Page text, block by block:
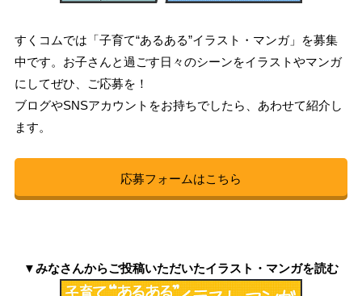
すくコムでは「子育て“あるある”イラスト・マンガ」を募集
中です。お子さんと過ごす日々のシーンをイラストやマンガ
にしてぜひ、ご応募を！
ブログやSNSアカウントをお持ちでしたら、あわせて紹介し
ます。
応募フォームはこちら
▼みなさんからご投稿いただいたイラスト・マンガを読む